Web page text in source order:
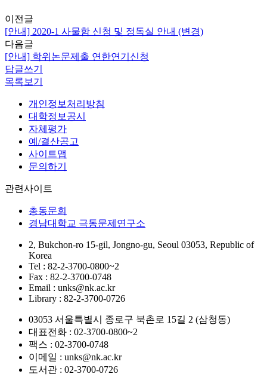
이전글
[안내] 2020-1 사물함 신청 및 정독실 안내 (변경)
다음글
[안내] 학위논문제출 연한연기신청
답글쓰기
목록보기
개인정보처리방침
대학정보공시
자체평가
예/결산공고
사이트맵
문의하기
관련사이트
총동문회
경남대학교 극동문제연구소
2, Bukchon-ro 15-gil, Jongno-gu, Seoul 03053, Republic of
Korea
Tel : 82-2-3700-0800~2
Fax : 82-2-3700-0748
Email : unks@nk.ac.kr
Library : 82-2-3700-0726
03053 서울특별시 종로구 북촌로 15길 2 (삼청동)
대표전화 : 02-3700-0800~2
팩스 : 02-3700-0748
이메일 : unks@nk.ac.kr
도서관 : 02-3700-0726